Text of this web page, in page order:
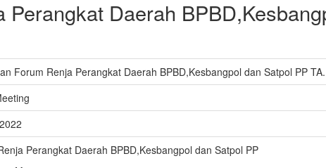
Perangkat Daerah
Forum Renja Perangkat Daerah BPBD,Kesbangpol dan Satpol PP
Perangkat Daerah BPBD,Kesbangpol dan Satpol PP